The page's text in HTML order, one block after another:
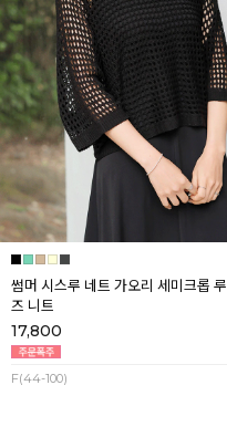
썸머 시스루 네트 가오리 세미크롭 루
즈 니트
17,800
F(44-100)